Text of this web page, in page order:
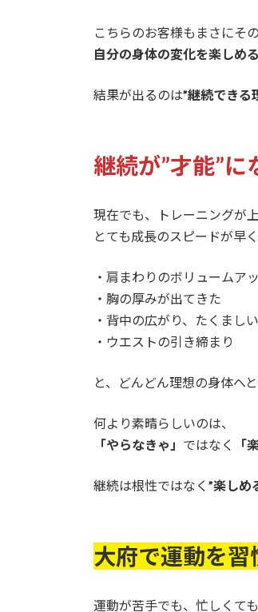
こちらのお客様もまさにその
自分の身体の変化を楽しめ
結果が出るのは”継続できる
継続が”才能”に
現在でも、トレーニングが
とても成長のスピードが早く
・肩まわりのボリュームア
・胸の厚みが出てきた
・背中の広がり、たくまし
・ウエストの引き締まり
と、どんどん理想の身体へ
何より素晴らしいのは、
「やらなきゃ」 ではなく 「
継続は根性ではなく ”楽しめ
大府で運動を
運動が苦手でも、忙しくて